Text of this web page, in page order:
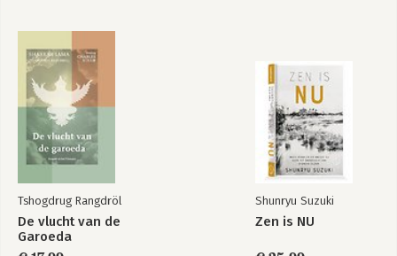
Tshogdrug Rangdröl
De vlucht van de
Garoeda
Shunryu Suzuki
Zen is NU